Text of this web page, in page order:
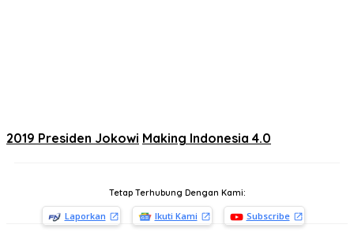
2019 Presiden Jokowi Making Indonesia 4.0
Tetap Terhubung Dengan Kami:
Laporkan Ikuti Kami Subscribe